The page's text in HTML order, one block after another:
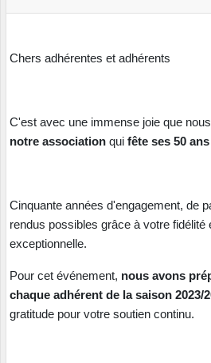
Chers adhérentes et adhérents
C'est avec une immense joie que
notre association qui fête ses 50 ans
Cinquante années d'engagement, de
rendus possibles grâce à votre fidélité
exceptionnelle.
Pour cet événement, nous avons
chaque adhérent de la saison 2023/
gratitude pour votre soutien continu.